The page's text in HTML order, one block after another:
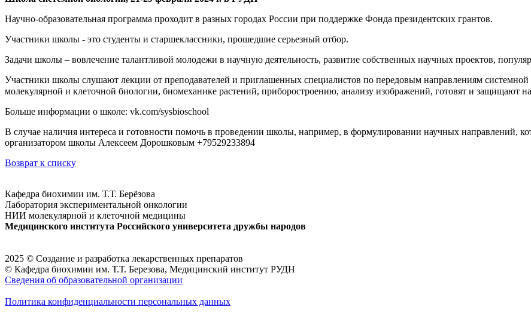
Научно-образовательная программа проходит в разных городах России при поддержке Фонда президентских грантов.
Участники школы - это студенты и старшеклассники, прошедшие серьезный отбор.
Задачи школы – вовлечение талантливой молодежи в научную деятельность, развитие собственных научных проектов,
Участники школы слушают лекции от преподавателей и приглашенных специалистов по передовым направлениям
молекулярной и клеточной биологии, биомеханике растений, приборостроению, анализу изображений, готовят и
Больше информации о школе: vk.com/sysbioschool
В случае наличия интереса и готовности помочь в проведении школы, например, в формулировании научных направлений,
организатором школы Алексеем Дорошковым +79529233894
Возврат к списку
Кафедра биохимии им. Т.Т. Берёзова
Лаборатория экспериментальной онкологии
НИИ молекулярной и клеточной медицины
Медицинского института Российского университета дружбы народов
2025 © Создание и разработка лекарственных препаратов
© Кафедра биохимии им. Т.Т. Березова, Медицинский институт РУДН
Сведения об образовательной организации
Политика конфиденциальности персональных данных